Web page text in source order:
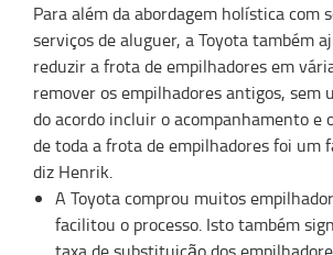
Para além da abordagem holística com
serviços de aluguer, a Toyota também
reduzir a frota de empilhadores em
remover os empilhadores antigos, sem
do acordo incluir o acompanhamento e
de toda a frota de empilhadores foi um
diz Henrik.
A Toyota comprou muitos
facilitou o processo. Isto também